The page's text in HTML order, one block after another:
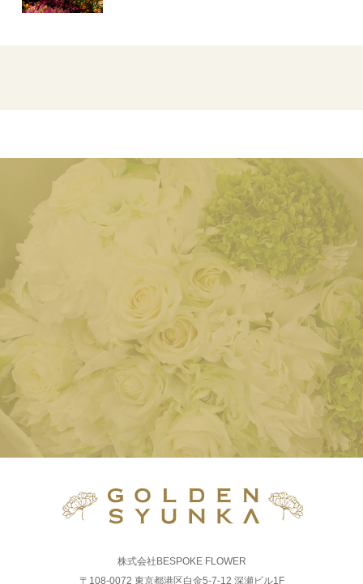
株式会社BESPOKE FLOWER
〒108-0072 東京都港区白金5-7-12 深瀬ビル1F